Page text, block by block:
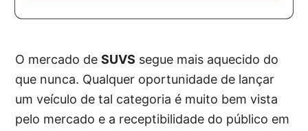
O mercado deSUVS segue mais aquecido do
que nunca. Qualquer oportunidade de lançar
um veículo de tal categoria é muito bem vista
pelo mercado e a receptibilidade do público em